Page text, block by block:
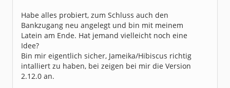
Habe alles probiert, zum Schluss auch den
Bankzugang neu angelegt und bin mit meinem
Latein am Ende. Hat jemand vielleicht noch eine
Idee?
Bin mir eigentlich sicher, Jameika/Hibiscus richtig
intalliert zu haben, bei zeigen bei mir die Version
2.12.0 an.